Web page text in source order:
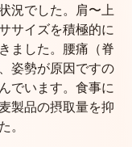
況でした。肩〜上
サイズを積極的に
ました。腰痛（脊
姿勢が原因ですの
でいます。食事に
製品の摂取量を抑
。